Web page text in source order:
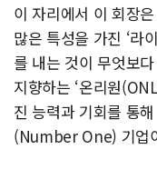
이 자리에서 이 회장
많은 특성을 가진 ‘라
를 내는 것이 무엇보
지향하는 ‘온리원
진 능력과 기회를 통
(Number One) 기업